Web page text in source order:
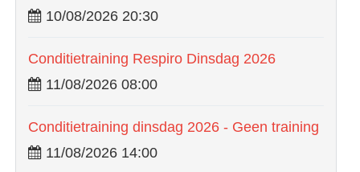
10/08/2026 20:30
Conditietraining Respiro Dinsdag 2026
11/08/2026 08:00
Conditietraining dinsdag 2026 - Geen training
11/08/2026 14:00